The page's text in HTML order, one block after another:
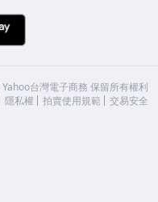
Yahoo台灣電子商務 保留所有權利
隱私權 拍賣使用規範 交易安全